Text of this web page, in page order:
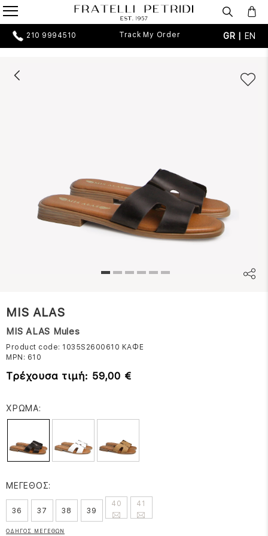
210 9994510 Track My Order GR | EN
MIS ALAS
MIS ALAS Mules
Product code: 1035S2600610 ΚΑΦΕ
MPN: 610
Τρέχουσα τιμή: 59,00 €
ΧΡΩΜΑ:
ΜΕΓΕΘΟΣ:
36 37 38 39
40 41
ΟΔΗΓΟΣ ΜΕΓΕΘΩΝ